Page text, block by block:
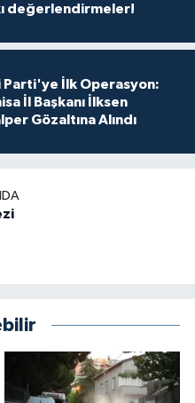
değerlendirmeler!
Parti'ye İlk Operasyon:
İl Başkanı İlksen
Gözaltına Alındı